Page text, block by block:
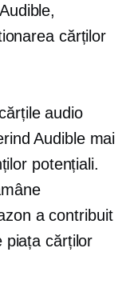
cărților
audio
Audible mai
potențiali.
a contribuit
piața cărților